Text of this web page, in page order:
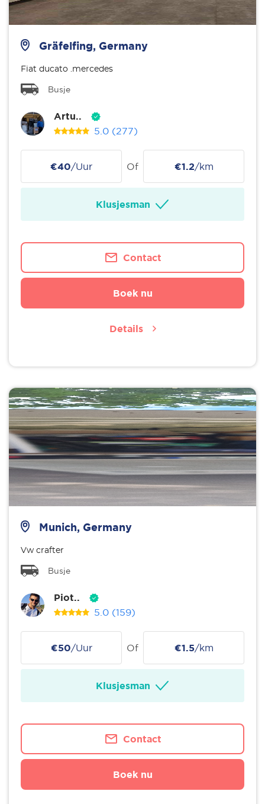
Gräfelfing, Germany
Fiat ducato .mercedes
Busje
Artu..
5.0 (277)
€40/Uur Of €1.2/km
Klusjesman
Contact
Boek nu
Details
Munich, Germany
Vw crafter
Busje
Piot..
5.0 (159)
€50/Uur Of €1.5/km
Klusjesman
Contact
Boek nu